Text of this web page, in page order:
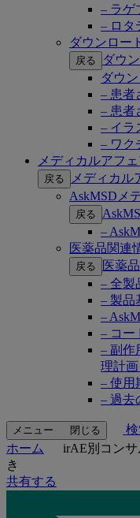
– ラゲ
– ロタ
ダウンロー
戻る
ダウ
ダウ
– 患者
– 患者
– イラ
– ワク
メディカルアフ
戻る
メディカル
AskMSDメ
戻る
–
医薬品関連
戻る
医薬
– 全製
– 製品
–
– コー
– 副作
理計画
– 使用
– 過去
メニュー 閉じる
ホーム
irAE別コン
き
共有する